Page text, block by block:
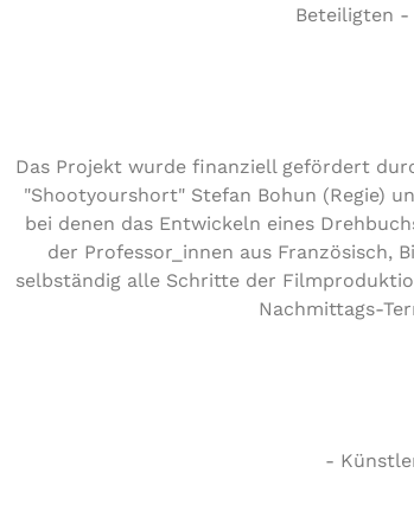
Beteiligten
Das Projekt wurde finanziell gefördert
"Shootyourshort" Stefan Bohun (Regie)
bei denen das Entwickeln eines
der Professor_innen aus Französisch,
selbständig alle Schritte der
Nachmittags-
-